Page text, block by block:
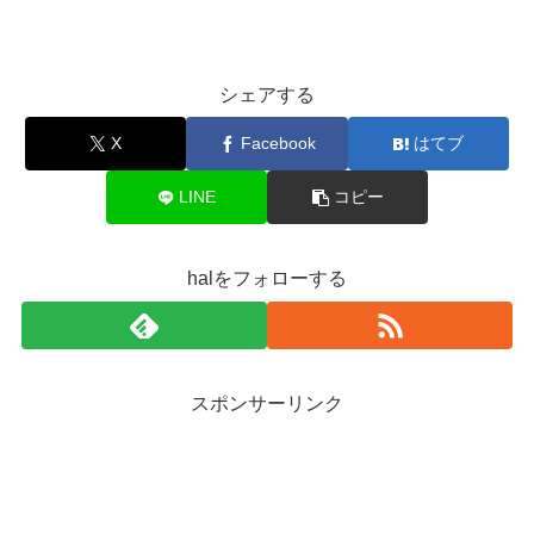
シェアする
X Facebook はてブ
LINE コピー
halをフォローする
スポンサーリンク